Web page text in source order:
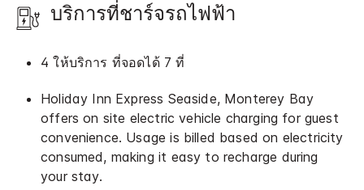
บริการที่ชาร์จรถไฟฟ้า
4 ให้บริการ ที่จอดได้ 7 ที่
Holiday Inn Express Seaside, Monterey Bay
offers on site electric vehicle charging for guest
convenience. Usage is billed based on electricity
consumed, making it easy to recharge during
your stay.